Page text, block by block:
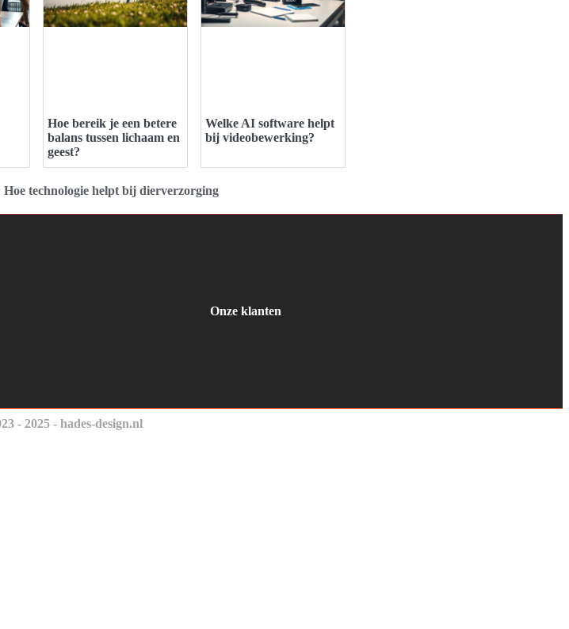
Hoe bereik je een betere
balans tussen lichaam en
geest?
Welke AI software helpt
bij videobewerking?
technologie helpt bij dierverzorging
Onze klanten
- 2025 - hades-design.nl